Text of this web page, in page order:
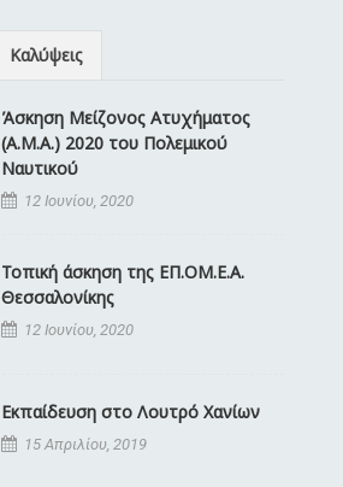
Καλύψεις
Άσκηση Μείζονος Ατυχήματος
(Α.Μ.Α.) 2020 του Πολεμικού
Ναυτικού
12 Ιουνίου, 2020
Τοπική άσκηση της ΕΠ.ΟΜ.Ε.Α.
Θεσσαλονίκης
12 Ιουνίου, 2020
Εκπαίδευση στο Λουτρό Χανίων
15 Απριλίου, 2019